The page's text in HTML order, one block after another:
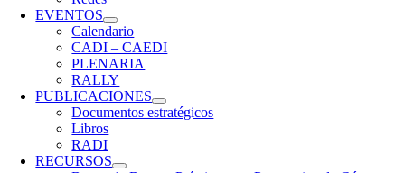
EVENTOS
Calendario
CADI – CAEDI
PLENARIA
RALLY
PUBLICACIONES
Documentos estratégicos
Libros
RADI
RECURSOS